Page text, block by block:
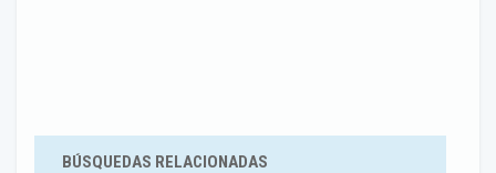
BÚSQUEDAS RELACIONADAS